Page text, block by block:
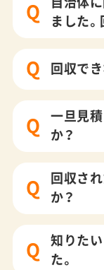
Q
ました
Q 回収で
Q
一旦見
か？
Q
回収さ
か？
Q
知りた
た。